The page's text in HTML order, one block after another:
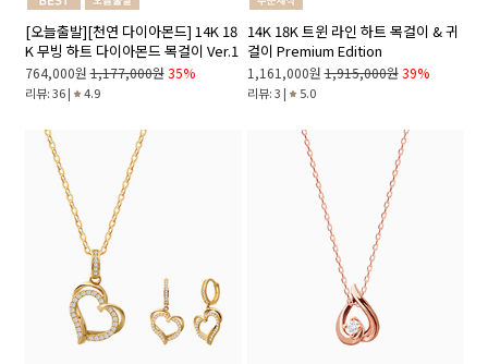
[오늘출발][천연 다이아몬드] 14K 18
K 무빙 하트 다이아몬드 목걸이 Ver.1
764,000원 1,177,000원 35%
리뷰: 36 | 4.9
14K 18K 트윈 라인 하트 목걸이 & 귀
걸이 Premium Edition
1,161,000원 1,915,000원 39%
리뷰: 3 | 5.0